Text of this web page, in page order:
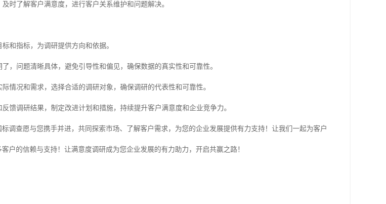
时了解客户满意度，进行客户关系维护和问题解决。
和指标，为调研提供方向和依据。
，问题清晰具体，避免引导性和偏见，确保数据的真实性和可靠性。
情况和需求，选择合适的调研对象，确保调研的代表性和可靠性。
馈调研结果，制定改进计划和措施，持续提升客户满意度和企业竞争力。
调查愿与您携手并进，共同探索市场、了解客户需求，为您的企业发展提供有力支持！让我们一起为客户
户的信赖与支持！让满意度调研成为您企业发展的有力助力，开启共赢之路！